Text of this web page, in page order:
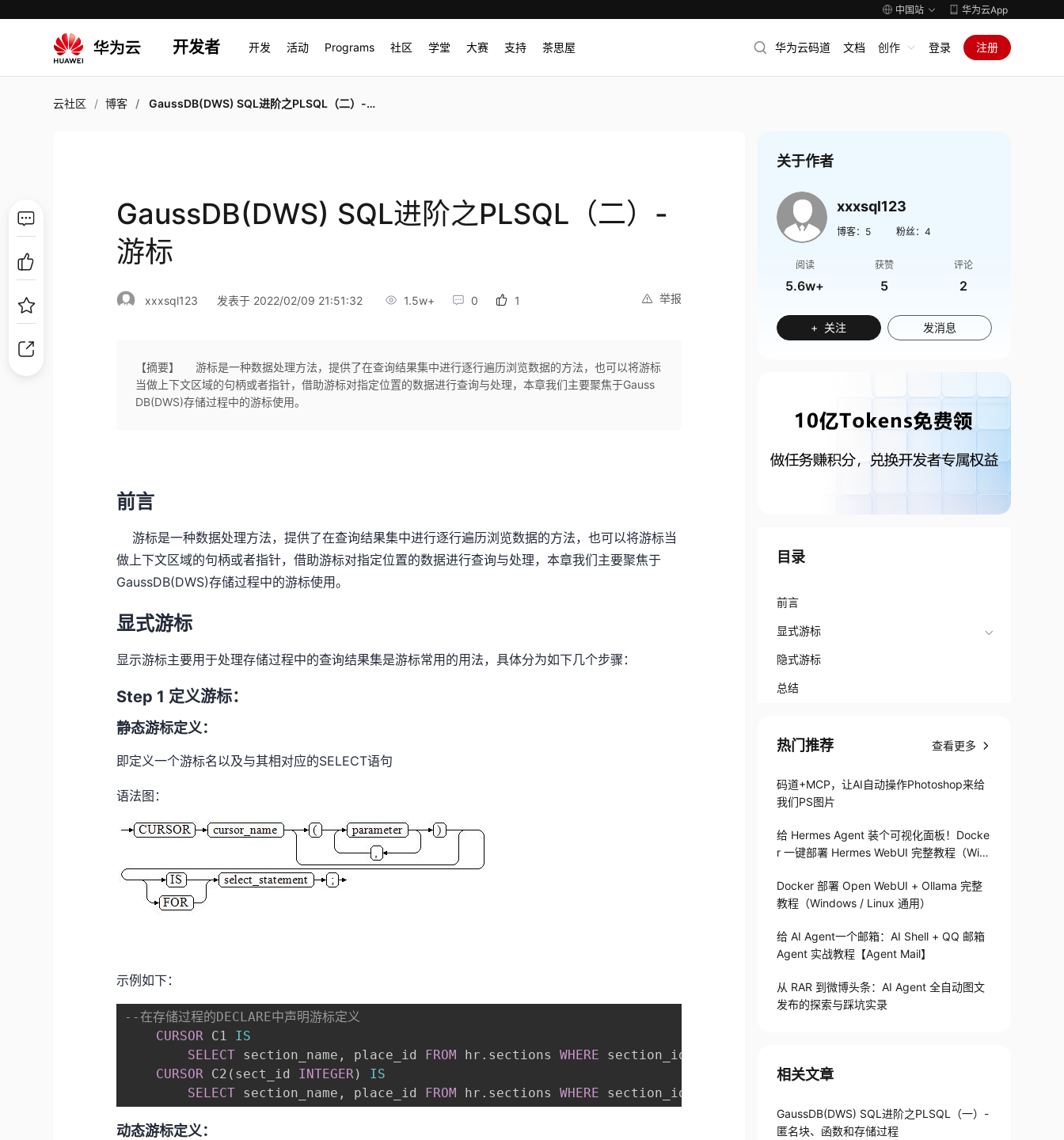
中国站 华为云App
开发者 开发 活动 Programs 社区 学堂 大赛 支持 茶思屋 华为云码道 文档 创作 登录 注册
云社区 博客 GaussDB(DWS) SQL进阶之PLSQL（二）-游标
GaussDB(DWS) SQL进阶之PLSQL（二）-
游标
举报
xxxsql123 发表于 2022/02/09 21:51:32 1.5w+ 0 1
【摘要】 游标是一种数据处理方法，提供了在查询结果集中进行逐行遍历浏览数据的方法，也可以将游标
当做上下文区域的句柄或者指针，借助游标对指定位置的数据进行查询与处理，本章我们主要聚焦于Gauss
DB(DWS)存储过程中的游标使用。
前言
游标是一种数据处理方法，提供了在查询结果集中进行逐行遍历浏览数据的方法，也可以将游标当
做上下文区域的句柄或者指针，借助游标对指定位置的数据进行查询与处理，本章我们主要聚焦于
GaussDB(DWS)存储过程中的游标使用。
显式游标
显示游标主要用于处理存储过程中的查询结果集是游标常用的用法，具体分为如下几个步骤：
Step 1 定义游标：
静态游标定义：
即定义一个游标名以及与其相对应的SELECT语句
语法图：
示例如下：
--在存储过程的DECLARE中声明游标定义
CURSOR C1 IS
SELECT section_name , place_id FROM hr . sections WHERE section_id
CURSOR C2 ( sect_id INTEGER)
IS
SELECT section_name , place_id FROM hr . sections WHERE section_id
动态游标定义：
关于作者
xxxsql123
博客： 5 粉丝： 4
阅读
5.6w+
获赞
5
评论
2
+ 关注 发消息
目录
前言
显式游标
隐式游标
总结
热门推荐 查看更多
码道+MCP，让AI自动操作Photoshop来给
我们PS图片
给 Hermes Agent 装个可视化面板！Docke
r 一键部署 Hermes WebUI 完整教程（Win
Docker 部署 Open WebUI + Ollama 完整
教程（Windows / Linux 通用）
给 AI Agent一个邮箱：AI Shell + QQ 邮箱
Agent 实战教程【Agent Mail】
从 RAR 到微博头条：AI Agent 全自动图文
发布的探索与踩坑实录
相关文章
GaussDB(DWS) SQL进阶之PLSQL（一）-
匿名块、函数和存储过程